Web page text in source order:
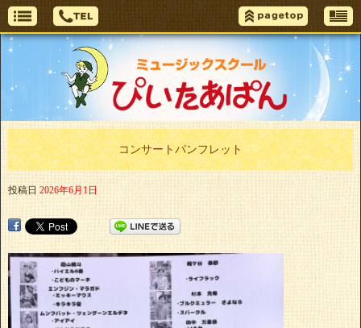
コンサートパンフレット
投稿日 2026年6月1日